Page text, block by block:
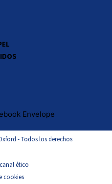
Envelope
- Todos los derechos
ético
cookies